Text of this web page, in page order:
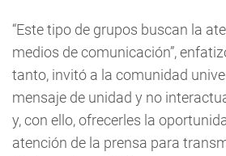
“Este tipo de grupos buscan la
medios de comunicación”,
tanto, invitó a la comunidad
mensaje de unidad y no
y, con ello, ofrecerles la
atención de la prensa para